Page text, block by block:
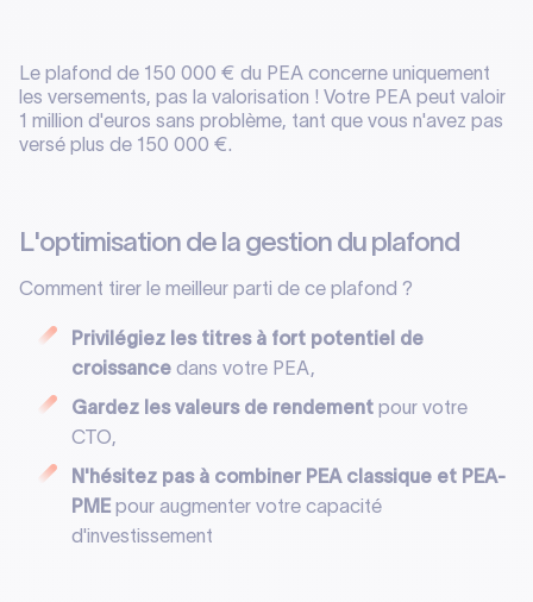
Le plafond de 150 000 € du PEA concerne uniquement
les versements, pas la valorisation ! Votre PEA peut valoir
1 million d'euros sans problème, tant que vous n'avez pas
versé plus de 150 000 €.
L'optimisation de la gestion du plafond
Comment tirer le meilleur parti de ce plafond ?
Privilégiez les titres à fort potentiel de
croissance dans votre PEA,
Gardez les valeurs de rendement pour votre
CTO,
N'hésitez pas à combiner PEA classique et PEA-
PME pour augmenter votre capacité
d'investissement